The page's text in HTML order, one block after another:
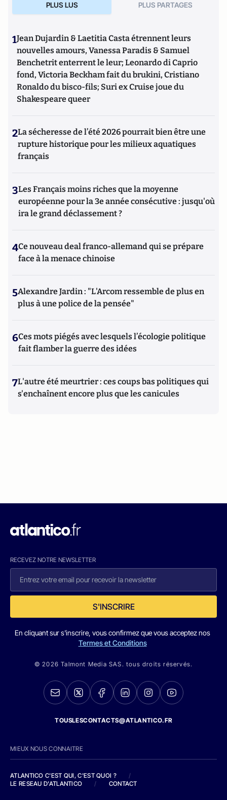
PLUS LUS PLUS PARTAGES
1Jean Dujardin & Laetitia Casta étrennent leurs
nouvelles amours, Vanessa Paradis & Samuel
Benchetrit enterrent le leur; Leonardo di Caprio
fond, Victoria Beckham fait du brukini, Cristiano
Ronaldo du bisco-fils; Suri ex Cruise joue du
Shakespeare queer
2La sécheresse de l’été 2026 pourrait bien être une
rupture historique pour les milieux aquatiques
français
3Les Français moins riches que la moyenne
européenne pour la 3e année consécutive : jusqu'où
ira le grand déclassement ?
4Ce nouveau deal franco-allemand qui se prépare
face à la menace chinoise
5Alexandre Jardin : "L'Arcom ressemble de plus en
plus à une police de la pensée"
6Ces mots piégés avec lesquels l’écologie politique
fait flamber la guerre des idées
7L'autre été meurtrier : ces coups bas politiques qui
s'enchaînent encore plus que les canicules
RECEVEZ NOTRE NEWSLETTER
S'INSCRIRE
En cliquant sur s'inscrire, vous confirmez que vous acceptez nos
Termes et Conditions
© 2026 Talmont Media SAS. tous droits réservés.
TOUSLESCONTACTS@ATLANTICO.FR
MIEUX NOUS CONNAITRE
ATLANTICO C'EST QUI, C'EST QUOI ?
/
LE RESEAU D'ATLANTICO
/ CONTACT